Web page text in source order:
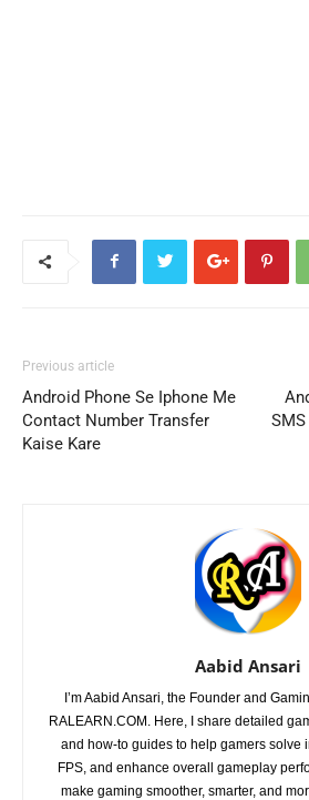
Previous article
Android Phone Se Iphone Me
Contact Number Transfer
Kaise Kare
Aabid Ansari
I’m Aabid Ansari, the Founder and
RALEARN.COM. Here, I share detailed
and how-to guides to help gamers solve
FPS, and enhance overall gameplay
make gaming smoother, smarter, and